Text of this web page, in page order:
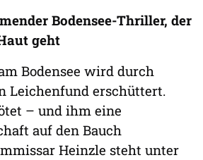
Bodensee-Thriller, der
geht
Bodensee wird durch
Leichenfund erschüttert.
– und ihm eine
auf den Bauch
Heinzle steht unter